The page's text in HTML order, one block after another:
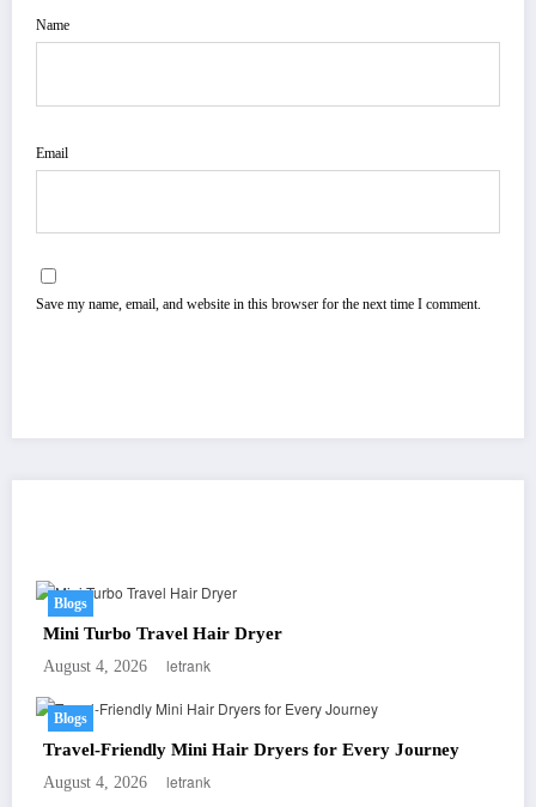
Name
Email
Save my name, email, and website in this browser for the next time I comment.
Blogs
Mini Turbo Travel Hair Dryer
August 4, 2026 letrank
Blogs
Travel-Friendly Mini Hair Dryers for Every Journey
August 4, 2026 letrank